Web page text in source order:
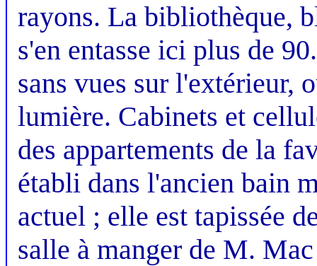
rayons. La bibliothèque,
s'en entasse ici plus de
sans vues sur l'extérieur,
lumière. Cabinets et
des appartements de la
établi dans l'ancien bain
actuel ; elle est tapissée
salle à manger de M.